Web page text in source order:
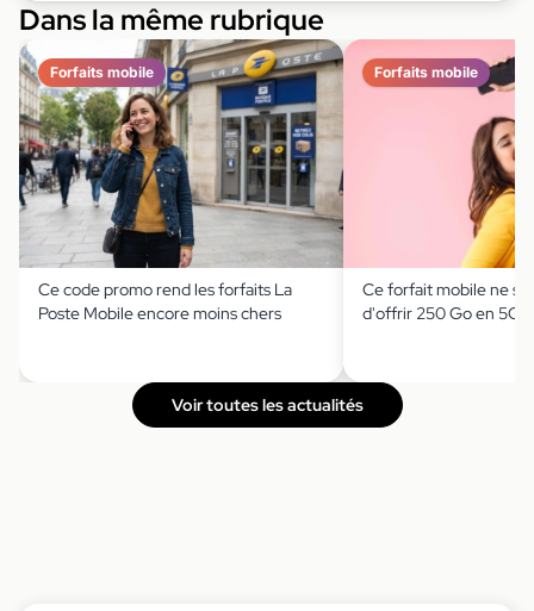
Dans la même rubrique
Forfaits mobile
Ce code promo rend les forfaits La
Poste Mobile encore moins chers
Forfaits mobile
Ce forfait mobile ne
d'offrir 250 Go en 5G
Voir toutes les actualités